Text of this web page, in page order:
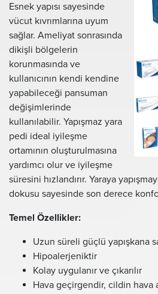
Esnek yapısı sayesinde
vücut kıvrımlarına uyum
sağlar. Ameliyat sonrasında
dikişli bölgelerin
korunmasında ve
kullanıcının kendi kendine
yapabileceği pansuman
değişimlerinde
kullanılabilir. Yapışmaz yara
pedi ideal iyileşme
ortamının oluşturulmasına
yardımcı olur ve iyileşme
süresini hızlandırır. Yaraya
dokusu sayesinde son derece
Temel Özellikler:
Uzun süreli güçlü yapışkana
Hipoalerjeniktir
Kolay uygulanır ve çıkarılır
Hava geçirgendir, cildin hava